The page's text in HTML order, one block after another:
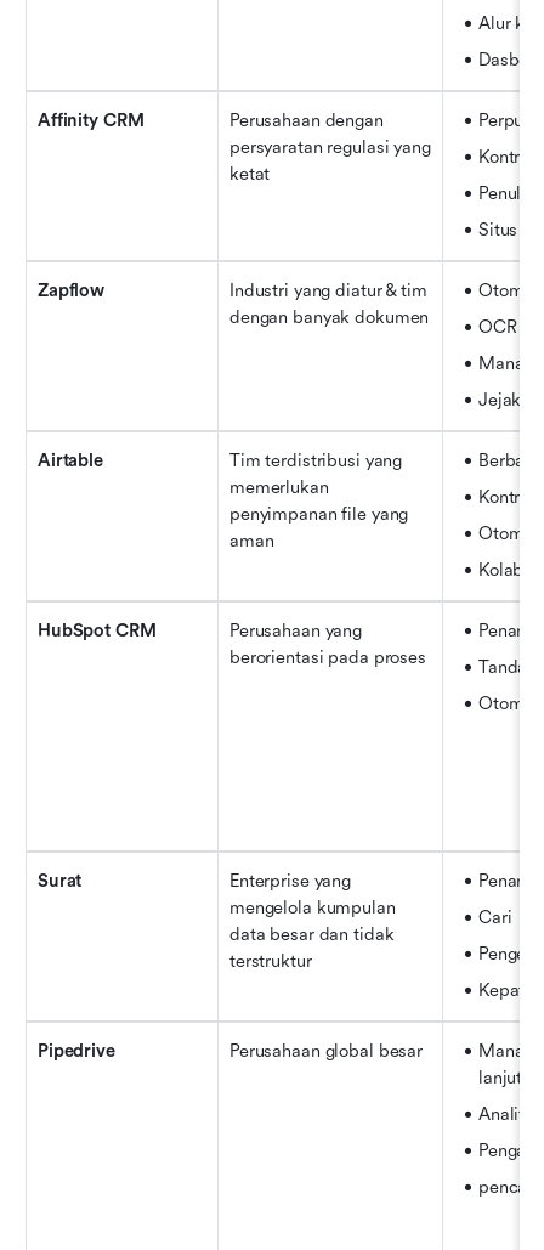
Alur
Dasbor
Affinity CRM
Perusahaan dengan
persyaratan regulasi yang
ketat
Kontrol
Situs
Zapflow
Industri yang diatur & tim
dengan banyak dokumen
OCR
Jejak
Airtable
Tim terdistribusi yang
memerlukan
penyimpanan file yang
aman
Kontrol
HubSpot CRM
Perusahaan yang
berorientasi pada proses
Tanda
Surat
Enterprise yang
mengelola kumpulan
data besar dan tidak
terstruktur
Cari
Pipedrive Perusahaan global besar
lanjut
Analitik